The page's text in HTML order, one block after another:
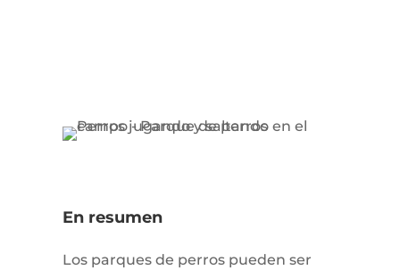
En resumen
Los parques de perros pueden ser